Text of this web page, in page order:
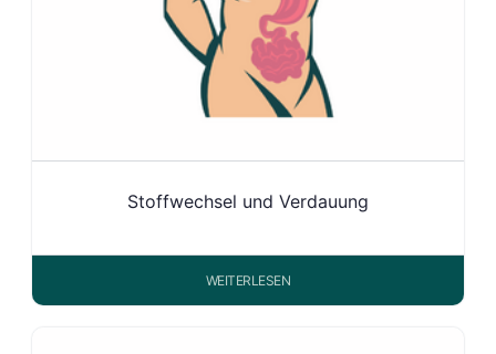
Stoffwechsel und Verdauung
WEITERLESEN